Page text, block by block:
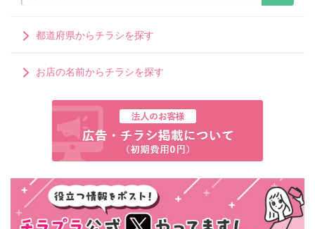
都道府県からチラシを探す
お店の名前からチラシを探す